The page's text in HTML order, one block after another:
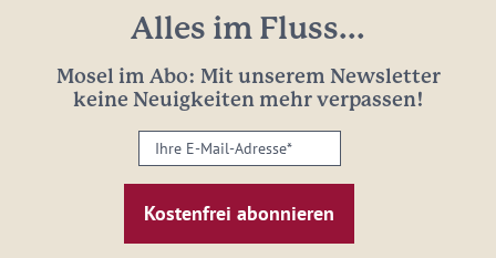
Alles im Fluss...
Mosel im Abo: Mit unserem Newsletter
keine Neuigkeiten mehr verpassen!
Ihre
E-
Mail-
Adresse: